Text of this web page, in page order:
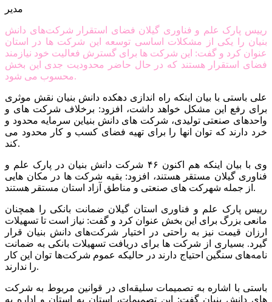
مدیر
رییس پارک علم و فناوری گیلان فضای استقرار شرکت‌های دانش
بنیان را یکی از مشکلات اساسی توسعه این شرکت ها در استان
عنوان کرد و گفت: این شرکت ها برای گسترش فعالیت خود نیازمند
فضای استقرار هستند که در حال حاضر محدودیت جدی این بخش
محسوب می شود.
علی باستی با بیان اینکه راه اندازی دهکده دانش بنیان نقش موثری
برای رفع این مشکل خواهد داشت، افزود: برخلاف شرکت های و
واحدهای صنعتی تولیدی، شرکت های دانش بنیاین سرمایه محدود و
خرد دارند که توان انها را برای تهیه فضای کسب و کار محدود می
کند.
وی با بیان اینکه هم اکنون ۴۶ شرکت دانش بنیان در پارک علم و
فناوری گیلان مستقر هستند، افزود: بقیه شرکت ها در مکان هایی
از جمله شهرکت های صنعتی و مناطق آزاد استان مستقر هستند.
رییس پارک علم و فناوری استان گیلان ضمانت بانکی را همچنان
مانعی بزرگ برای این بخش عنوان کرد و گفت: نیاز است تا تسهیلات
ارزان قیمت نیز به راحتی در اختیار شرکت‌های دانش بنیان قرار
گیرد. بسیاری از شرکت ها برای دریافت تسهیلات بانکی به ضمانت
نامه‌های سنگین احتیاج دارند در حالیکه عموم شرکت‌ها توان این کار
را ندارند.
باستی با اشاره به تصمیمات سلیقه‌ای در قوانین مربوط به شرکت
های دانش بنیان گفت: این تصمیمات، استان به استان و اداره به